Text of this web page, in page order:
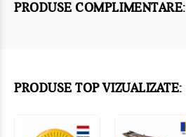
PRODUSE COMPLIMENTARE:
PRODUSE TOP VIZUALIZATE: